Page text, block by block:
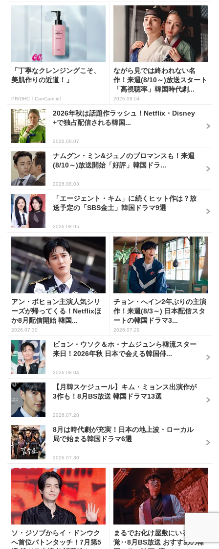
「丁寧なクレンジングこそ、
美肌作りの近道！」
PR(DHC｜CanCam.jp)
ながら見では終われない名
作！来週(8/10～)放送スタート
「高視聴率」韓国時代劇...
2026.08.04
2026年秋は話題作ラッシュ！Netflix・Disney
+で独占配信される韓国...
2026.08.07
ナムグン・ミン&ジュノのブロマンスも！来週
(8/10～)放送開始「好評」韓国ドラ...
2026.08.03
「エージェント・キム」に続くヒット作は？放
送予定の「SBS金土」韓国ドラマ9選
2026.08.05
アン・ボヒョン主演人気シリ
ーズが帰ってくる！Netflixほ
か8月配信開始 韓国...
2026.07.30
チョン・へイン2年ぶりの主演
作！来週(8/3～) 日本配信スタ
ートの韓国ドラマ3...
2026.07.29
ビョン・ウソク＆ホ・ナムジュンら韓流スター
来日！2026年秋 日本で会える韓国俳...
2026.08.04
【月韓スケジュール】キム・ミョンス出演作が
3作も！8月BS放送 韓国ドラマ13選
2026.07.28
8月は時代劇が充実！日本の地上波・ローカル
局で始まる韓国ドラマ6選
2026.07.30
ソ・ジソブからイ・ドンウク
へ首位バトンタッチ！7月第5
まるでお化け屋敷にいる感
覚‥8月BS放送 おすすめの韓